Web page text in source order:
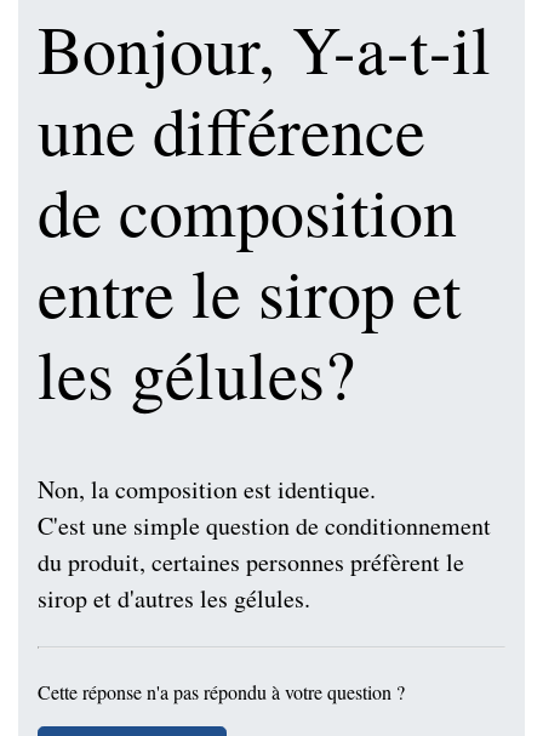
Bonjour, Y-a-t-il
une différence
de composition
entre le sirop et
les gélules?
Non, la composition est identique.
C'est une simple question de conditionnement
du produit, certaines personnes préfèrent le
sirop et d'autres les gélules.
Cette réponse n'a pas répondu à votre question ?